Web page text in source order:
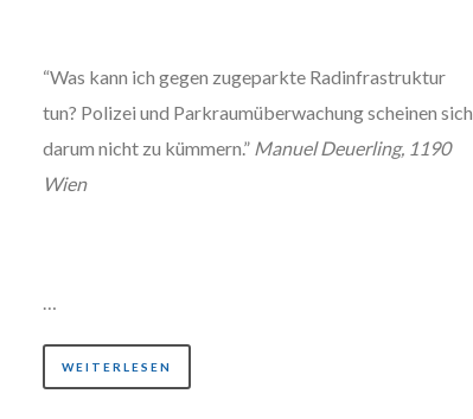
“Was kann ich gegen zugeparkte Radinfrastruktur
tun? Polizei und Parkraumüberwachung scheinen sich
darum nicht zu kümmern.” Manuel Deuerling, 1190
Wien
…
WEITERLESEN